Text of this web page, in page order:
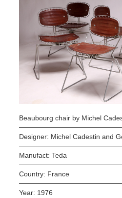
Beaubourg chair by Michel
Designer: Michel Cadestin and
Manufact: Teda
Country: France
Year: 1976